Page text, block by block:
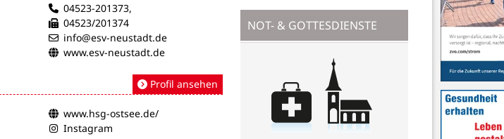
04523-201373,
04523/201374
info@esv-neustadt.de
www.esv-neustadt.de
Profil ansehen
www.hsg-ostsee.de/
Instagram
NOT- & GOTTESDIENSTE